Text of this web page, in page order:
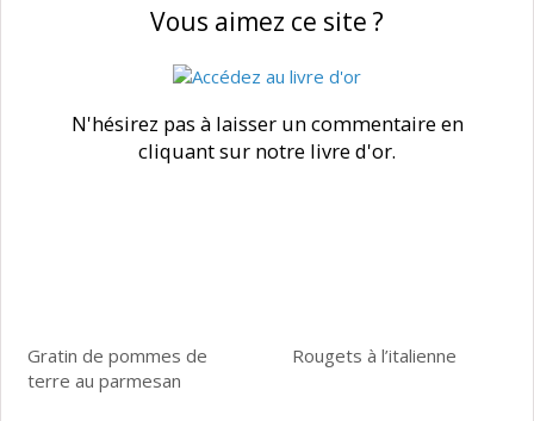
Vous aimez ce site ?
N'hésirez pas à laisser un commentaire en
cliquant sur notre livre d'or.
Gratin de pommes de
terre au parmesan
Rougets à l’italienne